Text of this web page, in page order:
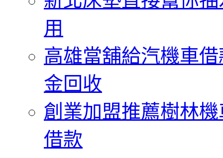
用
高雄當舖給汽機車
金回收
創業加盟推薦樹林
借款